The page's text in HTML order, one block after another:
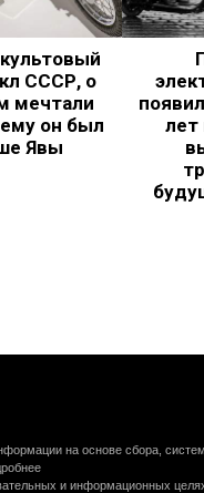
СССР, о
мечтали
он был
Явы
лет
на основе сбора,
и информационных